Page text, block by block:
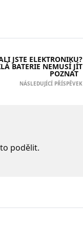
JSTE ELEKTRONIKU?
BATERIE NEMUSÍ JÍT
POZNAT
NÁSLEDUJÍCÍ PŘÍSPĚVEK
podělit.